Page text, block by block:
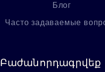
Блог
Часто задаваемые
Բաժանորդագրվեք